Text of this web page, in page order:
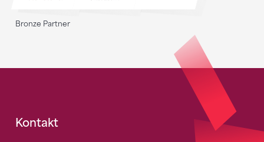
Bronze Partner
Fusszeile
Kontakt